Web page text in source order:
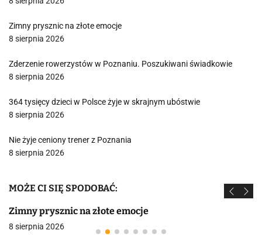
Zimny prysznic na złote emocje
8 sierpnia 2026
Zderzenie rowerzystów w Poznaniu. Poszukiwani świadkowie
8 sierpnia 2026
364 tysięcy dzieci w Polsce żyje w skrajnym ubóstwie
8 sierpnia 2026
Nie żyje ceniony trener z Poznania
8 sierpnia 2026
MOŻE CI SIĘ SPODOBAĆ:
Zimny prysznic na złote emocje
8 sierpnia 2026